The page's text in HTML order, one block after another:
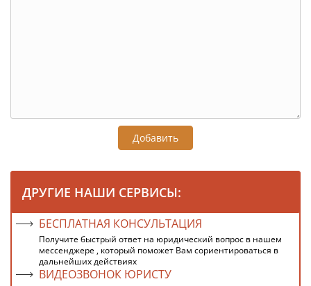
Добавить
ДРУГИЕ НАШИ СЕРВИСЫ:
БЕСПЛАТНАЯ КОНСУЛЬТАЦИЯ
Получите быстрый ответ на юридический вопрос в нашем
мессенджере , который поможет Вам сориентироваться в
дальнейших действиях
ВИДЕОЗВОНОК ЮРИСТУ